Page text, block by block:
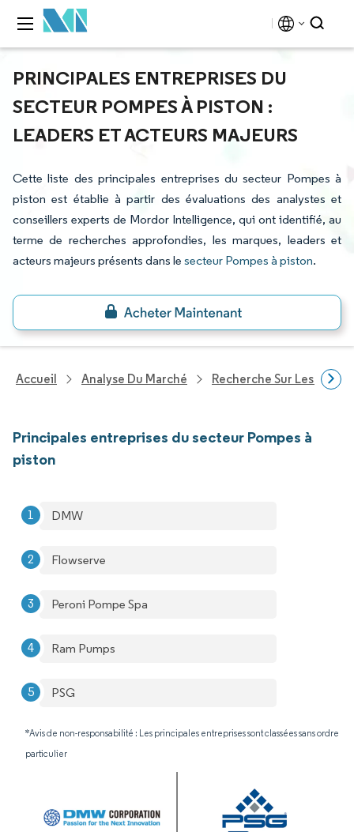
PRINCIPALES ENTREPRISES DU
SECTEUR POMPES À PISTON :
LEADERS ET ACTEURS MAJEURS
Cette liste des principales entreprises du secteur Pompes à
piston est établie à partir des évaluations des analystes et
conseillers experts de Mordor Intelligence, qui ont identifié, au
terme de recherches approfondies, les marques, leaders et
acteurs majeurs présents dans le secteur Pompes à piston.
Accueil Analyse Du Marché Recherche Sur Les
Principales entreprises du secteur Pompes à
piston
DMW
Flowserve
Peroni Pompe Spa
Ram Pumps
PSG
*Avis de non-responsabilité : Les principales entreprises sont classées sans ordre
particulier